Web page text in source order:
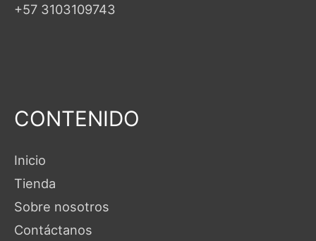
+57 3103109743
CONTENIDO
Inicio
Tienda
Sobre nosotros
Contáctanos